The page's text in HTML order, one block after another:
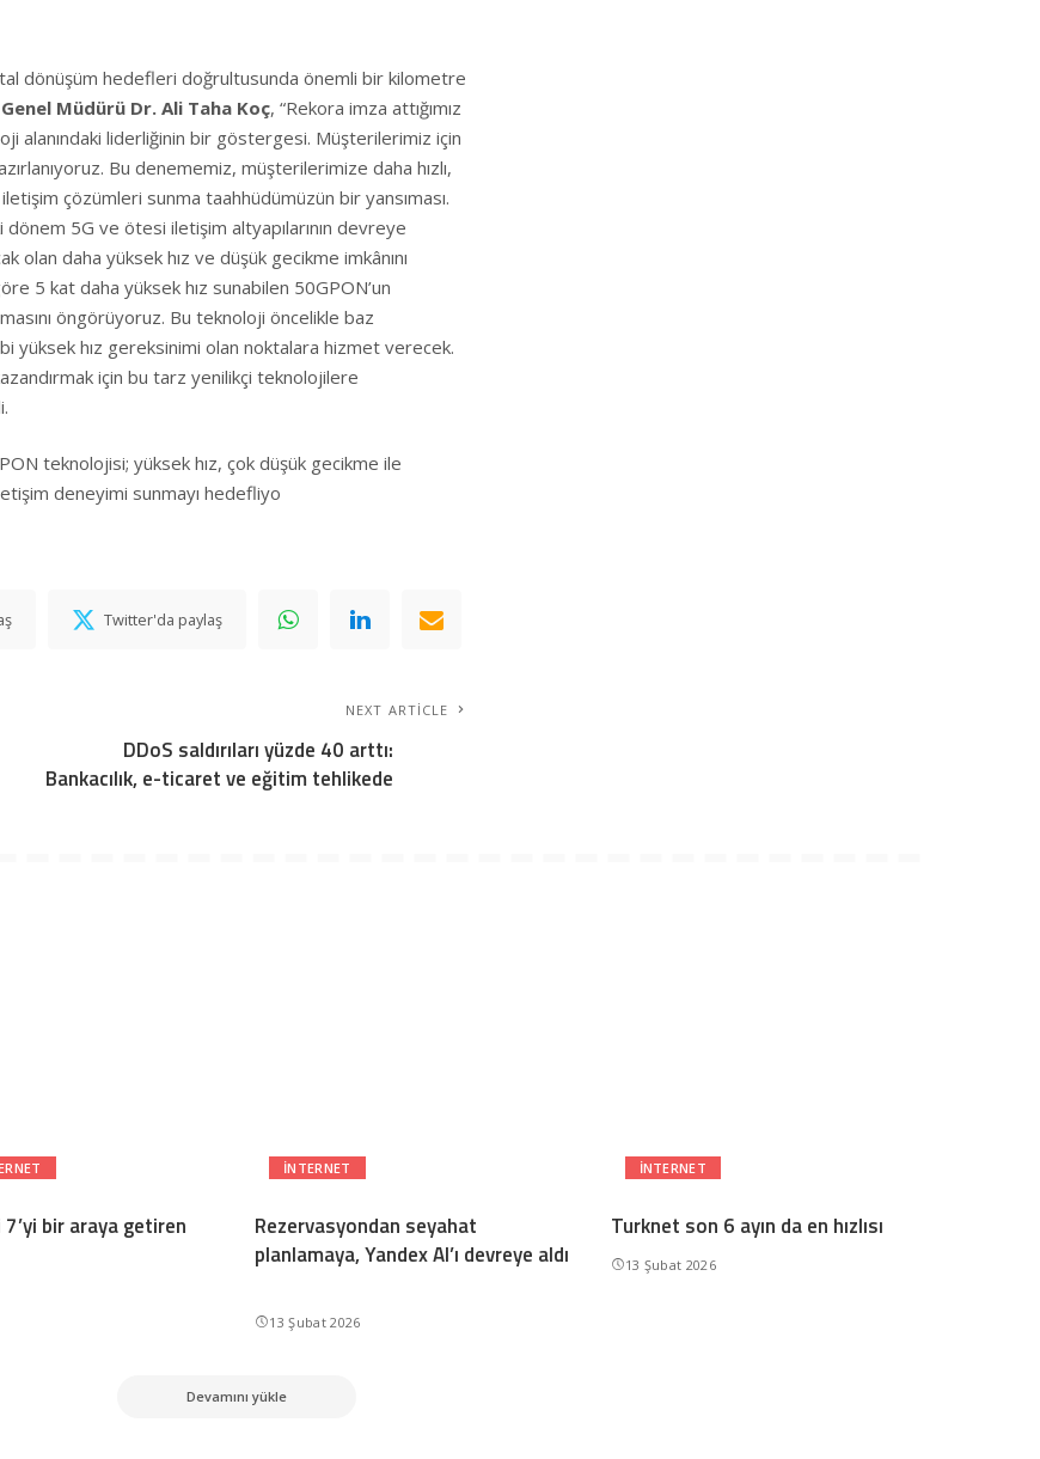
dönüşüm hedefleri doğrultusunda önemli bir kilometre
Müdürü Dr. Ali Taha Koç, “Rekora imza attığımız
alanındaki liderliğinin bir göstergesi. Müşterilerimiz için
Bu denememiz, müşterilerimize daha hızlı,
çözümleri sunma taahhüdümüzün bir yansıması.
5G ve ötesi iletişim altyapılarının devreye
olan daha yüksek hız ve düşük gecikme imkânını
5 kat daha yüksek hız sunabilen 50GPON’un
öngörüyoruz. Bu teknoloji öncelikle baz
yüksek hız gereksinimi olan noktalara hizmet verecek.
için bu tarz yenilikçi teknolojilere
teknolojisi; yüksek hız, çok düşük gecikme ile
deneyimi sunmayı hedefliyo
Twitter'da paylaş
NEXT ARTICLE
DDoS saldırıları yüzde 40 arttı:
Bankacılık, e-ticaret ve eğitim tehlikede
bir araya getiren
INTERNET
Rezervasyondan seyahat
planlamaya, Yandex AI’ı devreye aldı
13 Şubat 2026
INTERNET
Turknet son 6 ayın da en hızlısı
13 Şubat 2026
Devamını yükle